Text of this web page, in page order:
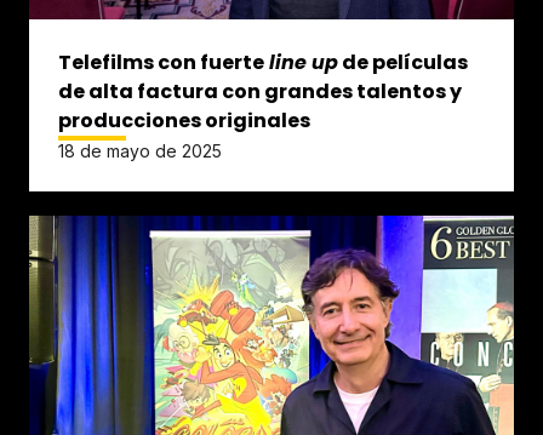
Telefilms con fuerteline upde películas
de alta factura con grandes talentos y
producciones originales
18 de mayo de 2025